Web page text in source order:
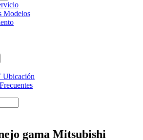
Modelos
Ubicación
gama Mitsubishi